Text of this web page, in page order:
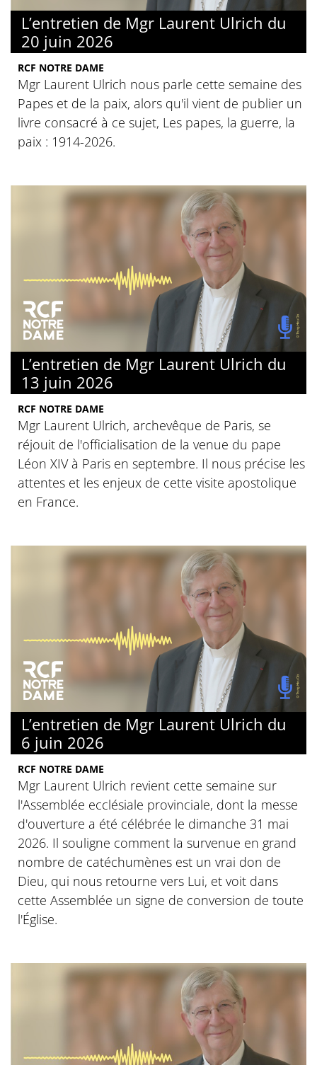
L’entretien de Mgr Laurent Ulrich du
20 juin 2026
RCF NOTRE DAME
Mgr Laurent Ulrich nous parle cette semaine des
Papes et de la paix, alors qu'il vient de publier un
livre consacré à ce sujet, Les papes, la guerre, la
paix : 1914-2026.
L’entretien de Mgr Laurent Ulrich du
13 juin 2026
RCF NOTRE DAME
Mgr Laurent Ulrich, archevêque de Paris, se
réjouit de l'officialisation de la venue du pape
Léon XIV à Paris en septembre. Il nous précise les
attentes et les enjeux de cette visite apostolique
en France.
L’entretien de Mgr Laurent Ulrich du
6 juin 2026
RCF NOTRE DAME
Mgr Laurent Ulrich revient cette semaine sur
l'Assemblée ecclésiale provinciale, dont la messe
d'ouverture a été célébrée le dimanche 31 mai
2026. Il souligne comment la survenue en grand
nombre de catéchumènes est un vrai don de
Dieu, qui nous retourne vers Lui, et voit dans
cette Assemblée un signe de conversion de toute
l'Église.